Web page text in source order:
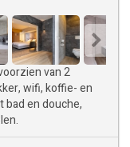
van 2
wifi, koffie- en
en douche,